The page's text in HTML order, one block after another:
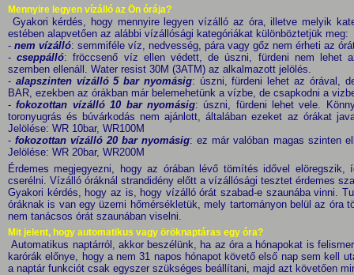
Mennyire legyen vízálló az Ön órája?
Gyakori kérdés, hogy mennyire legyen vízálló az óra, illetve melyik
estében alapvetően az alábbi vízállósági kategóriákat különböztetjük meg:
- nem vízálló: semmiféle víz, nedvesség, pára vagy gőz nem érheti az
-cseppálló: fröccsenő víz ellen védett, de úszni, fürdeni nem lehet
szemben ellenáll. Water resist 30M (3ATM) az alkalmazott jelölés.
- alapszinten vízálló 5 bar nyomásig: úszni, fürdeni lehet az órával,
BAR, ezekben az órákban már belemehetünk a vízbe, de csapkodni a
-fokozottan vízálló 10 bar nyomásig: úszni, fürdeni lehet vele.
toronyugrás és búvárkodás nem ajánlott, általában ezeket az órákat
Jelölése: WR 10bar, WR100M
-fokozottan vízálló 20 bar nyomásig: ez már valóban magas szinten
Jelölése: WR 20bar, WR200M
Érdemes megjegyezni, hogy az órában lévő tömítés idővel
cserélni. Vízálló óráknál strandidény előtt a vízállósági tesztet érdemes
Gyakori kérdés, hogy az is, hogy vízálló órát szabad-e szaunába vinni.
óráknak is van egy üzemi hőmérsékletük, mely tartományon belül az óra
nem tanácsos órát szaunában viselni.
Mit jelent, hogy automatikus vagy öröknaptáras egy óra?
Automatikus naptárról, akkor beszélünk, ha az óra a hónapokat is
karórák előnye, hogy a nem 31 napos hónapot követő első nap sem kell
a naptár funkciót csak egyszer szükséges beállítani, majd azt követően